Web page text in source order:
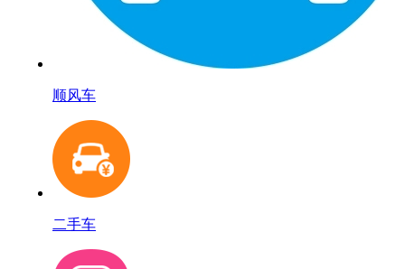
顺风车
二手车